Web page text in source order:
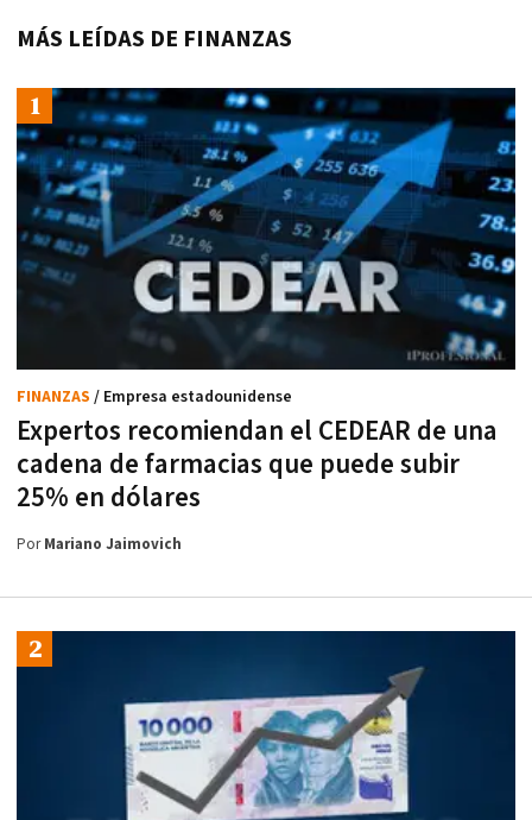
MÁS LEÍDAS DE FINANZAS
Expertos recomiendan el CEDEAR de una
cadena de farmacias que puede subir
25% en dólares
FINANZAS / Empresa estadounidense
PorMariano Jaimovich